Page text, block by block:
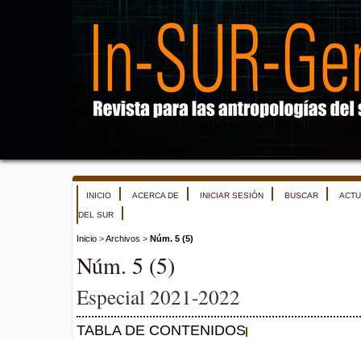
INICIO ACERCA DE INICIAR SESIÓN BUSCAR
DEL SUR
Inicio >Archivos > Núm. 5 (5)
Núm. 5 (5)
Especial 2021-2022
TABLA DE CONTENIDOS